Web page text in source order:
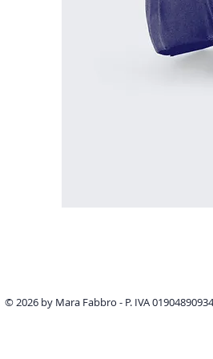
© 2026 by Mara Fabbro - P. IVA